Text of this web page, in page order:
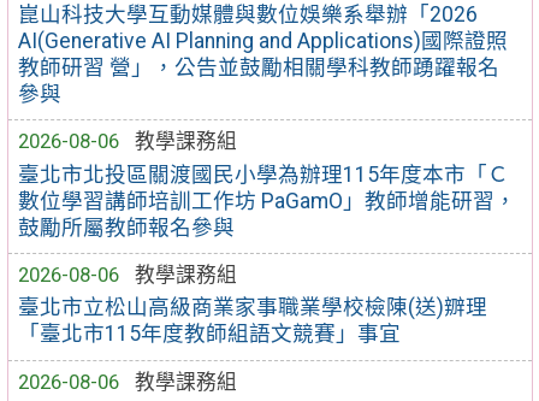
崑山科技大學互動媒體與數位娛樂系舉辦「2026
AI(Generative AI Planning and Applications)國際證照
教師研習 營」，公告並鼓勵相關學科教師踴躍報名
參與
2026-08-06
教學課務組
臺北市北投區關渡國民小學為辦理115年度本市「Ｃ
數位學習講師培訓工作坊 PaGamO」教師增能研習，
鼓勵所屬教師報名參與
2026-08-06
教學課務組
臺北市立松山高級商業家事職業學校檢陳(送)辧理
「臺北市115年度教師組語文競賽」事宜
2026-08-06
教學課務組